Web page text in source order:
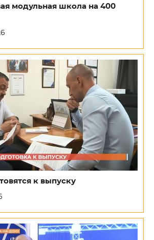
модульная школа на 400
к выпуску